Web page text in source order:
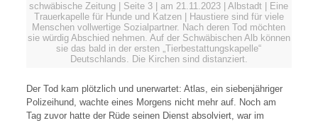
schwäbische Zeitung | Seite 3 | am 21.11.2023 | Albstadt | Eine
Trauerkapelle für Hunde und Katzen | Haustiere sind für viele
Menschen vollwertige Sozialpartner. Nach deren Tod möchten
sie würdig Abschied nehmen. Auf der Schwäbischen Alb können
sie das bald in der ersten „Tierbestattungskapelle“
Deutschlands. Die Kirchen sind distanziert.
Der Tod kam plötzlich und unerwartet: Atlas, ein siebenjähriger
Polizeihund, wachte eines Morgens nicht mehr auf. Noch am
Tag zuvor hatte der Rüde seinen Dienst absolviert, war im